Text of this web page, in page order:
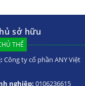
sở hữu
THỂ
Công ty cổ phần ANY Việt
nghiệp: 0106236615